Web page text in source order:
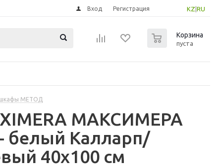
KZ RU
Вход Регистрация
Корзина
пуста
шкафы МЕТОД
МАКСИМЕРА
белый Калларп/
40x100 см